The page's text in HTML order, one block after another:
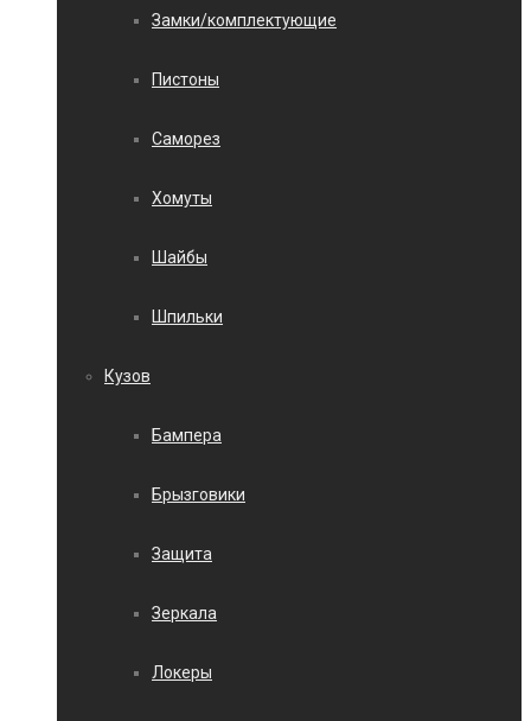
Замки/комплектующие
Пистоны
Саморез
Хомуты
Шайбы
Шпильки
Кузов
Бампера
Брызговики
Защита
Зеркала
Локеры